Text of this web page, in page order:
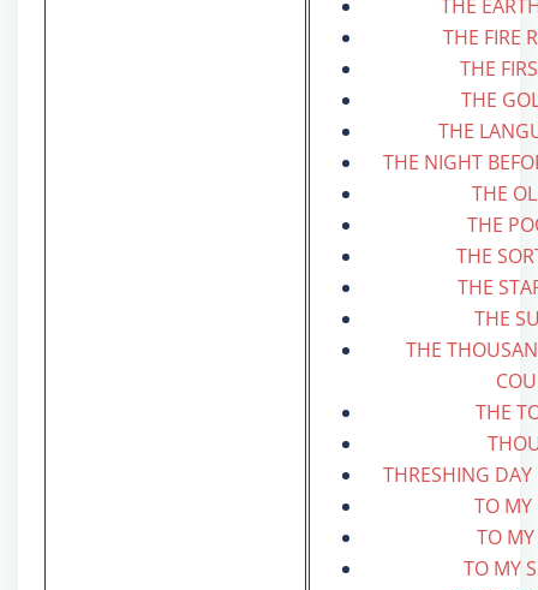
THE
THE FIRE
THE
THE
THE
THE NIGHT
THE
THE
THE
THE
THE
THE
THE
THRESHING DAY
TO MY
TO
TO MY